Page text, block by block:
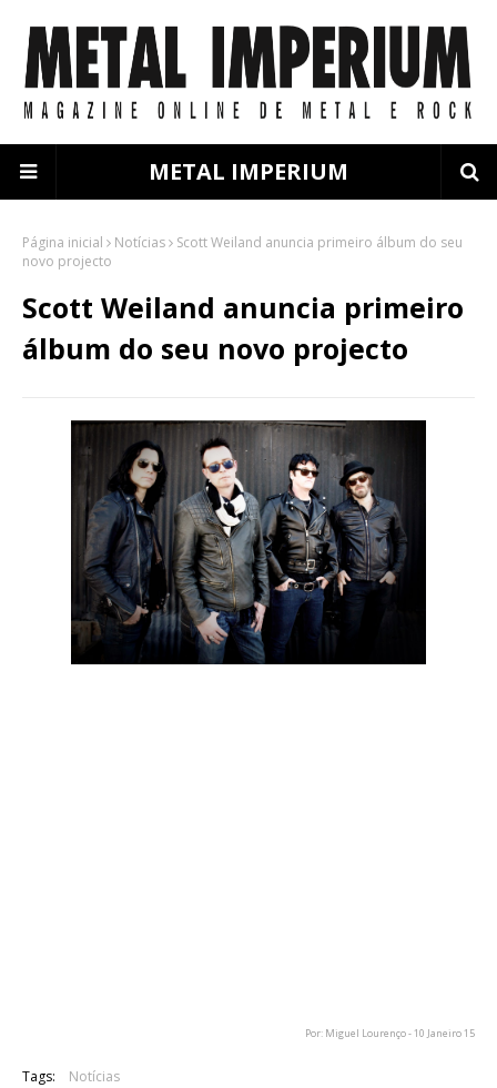
METAL IMPERIUM
Página inicial Notícias
Scott Weiland anuncia primeiro álbum do seu
novo projecto
Scott Weiland anuncia primeiro
álbum do seu novo projecto
Por: Miguel Lourenço - 10 Janeiro 15
Tags: Notícias